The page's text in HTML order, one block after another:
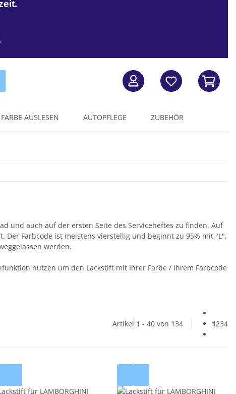
FARBE AUSLESEN AUTOPFLEGE ZUBEHÖR
und auch auf der ersten Seite des Serviceheftes zu finden. Auf
Farbcode ist meistens vierstellig und beginnt zu 95% mit "L",
werden.
nutzen um den Lackstift mit Ihrer Farbe / Ihrem Farbcode
Artikel 1 - 40 von 134 1234